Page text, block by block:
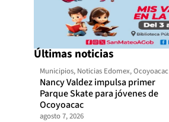
Últimas noticias
Municipios, Noticias Edomex,Ocoyoacac
Nancy Valdez impulsa primer
Parque Skate para jóvenes de
Ocoyoacac
agosto 7, 2026